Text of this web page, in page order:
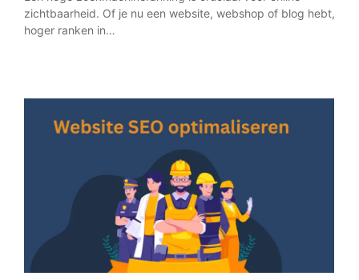
zichtbaarheid. Of je nu een website, webshop of blog hebt,
hoger ranken in…